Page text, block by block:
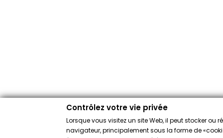
Contrôlez votre vie privée
Lorsque vous visitez un site Web, il peut stocker ou
navigateur, principalement sous la forme de